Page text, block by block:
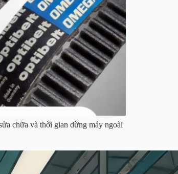
chữa và thời gian dừng máy ngoài